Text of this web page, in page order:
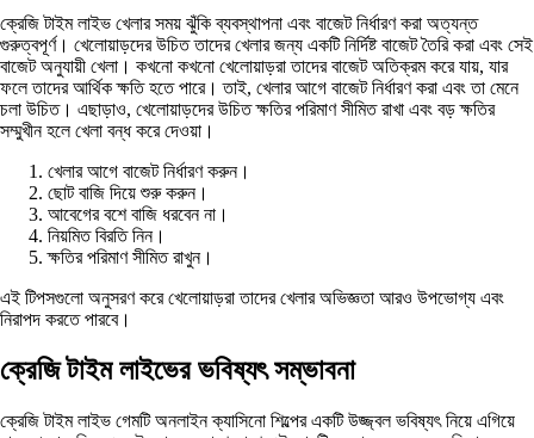
ক্রেজি টাইম লাইভ খেলার সময় ঝুঁকি ব্যবস্থাপনা এবং বাজেট নির্ধারণ করা অত্যন্ত
গুরুত্বপূর্ণ। খেলোয়াড়দের উচিত তাদের খেলার জন্য একটি নির্দিষ্ট বাজেট তৈরি করা এবং সেই
বাজেট অনুযায়ী খেলা। কখনো কখনো খেলোয়াড়রা তাদের বাজেট অতিক্রম করে যায়, যার
ফলে তাদের আর্থিক ক্ষতি হতে পারে। তাই, খেলার আগে বাজেট নির্ধারণ করা এবং তা মেনে
চলা উচিত। এছাড়াও, খেলোয়াড়দের উচিত ক্ষতির পরিমাণ সীমিত রাখা এবং বড় ক্ষতির
সম্মুখীন হলে খেলা বন্ধ করে দেওয়া।
খেলার আগে বাজেট নির্ধারণ করুন।
ছোট বাজি দিয়ে শুরু করুন।
আবেগের বশে বাজি ধরবেন না।
নিয়মিত বিরতি নিন।
ক্ষতির পরিমাণ সীমিত রাখুন।
এই টিপসগুলো অনুসরণ করে খেলোয়াড়রা তাদের খেলার অভিজ্ঞতা আরও উপভোগ্য এবং
নিরাপদ করতে পারবে।
ক্রেজি টাইম লাইভের ভবিষ্যৎ সম্ভাবনা
ক্রেজি টাইম লাইভ গেমটি অনলাইন ক্যাসিনো শিল্পের একটি উজ্জ্বল ভবিষ্যৎ নিয়ে এগিয়ে